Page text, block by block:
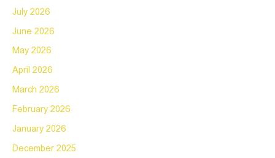
July 2026
June 2026
May 2026
April 2026
March 2026
February 2026
January 2026
December 2025